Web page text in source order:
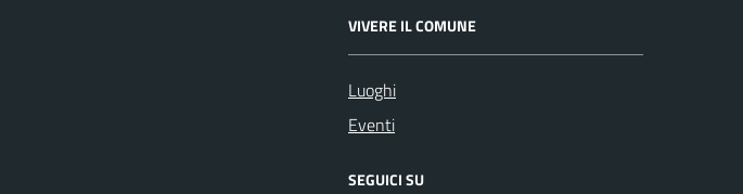
VIVERE IL COMUNE
Luoghi
Eventi
SEGUICI SU